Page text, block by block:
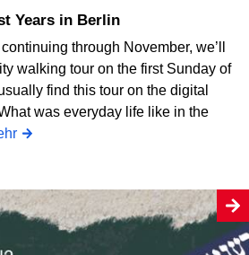
Years in Berlin
through November, we’ll
walking tour on the first Sunday of
find this tour on the digital
was everyday life like in the